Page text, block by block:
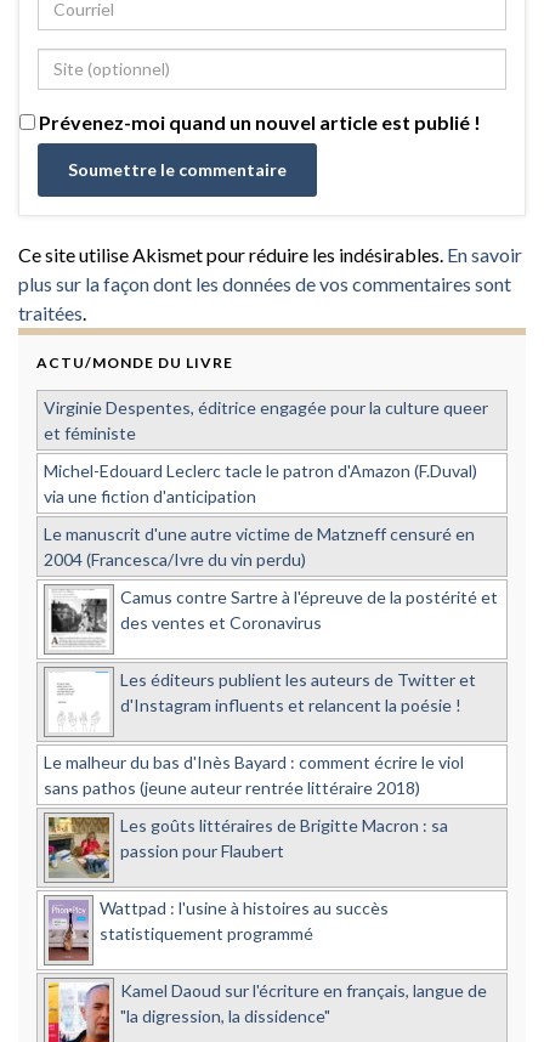
Prévenez-moi quand un nouvel article est publié !
Ce site utilise Akismet pour réduire les indésirables. En savoir
plus sur la façon dont les données de vos commentaires sont
traitées
ACTU/MONDE DU LIVRE
Virginie Despentes, éditrice engagée pour la culture queer
et féministe
Michel-Edouard Leclerc tacle le patron d'Amazon (F.Duval)
via une fiction d'anticipation
Le manuscrit d'une autre victime de Matzneff censuré en
2004 (Francesca/Ivre du vin perdu)
Camus contre Sartre à l'épreuve de la postérité et
des ventes et Coronavirus
Les éditeurs publient les auteurs de Twitter et
d'Instagram influents et relancent la poésie !
Le malheur du bas d'Inès Bayard : comment écrire le viol
sans pathos (jeune auteur rentrée littéraire 2018)
Les goûts littéraires de Brigitte Macron : sa
passion pour Flaubert
Wattpad : l'usine à histoires au succès
statistiquement programmé
Kamel Daoud sur l'écriture en français, langue de
"la digression, la dissidence"